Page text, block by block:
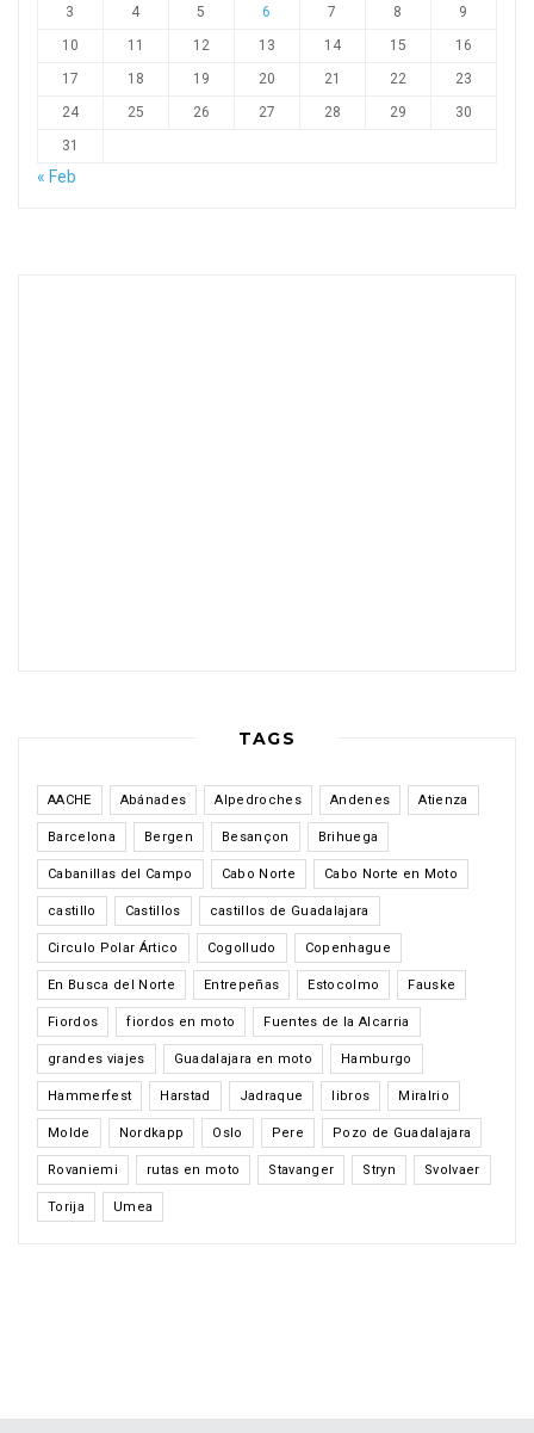
3 4 5 6 7 8
9
10
11 12 13 14 15
16
17
18 19 20 21 22
23
24
25 26 27 28 29
30
31
« Feb
TAGS
AACHE Abánades Alpedroches Andenes Atienza
Barcelona Bergen Besançon Brihuega
Cabanillas del Campo Cabo Norte Cabo Norte en Moto
castillo Castillos castillos de Guadalajara
Circulo Polar Ártico Cogolludo Copenhague
En Busca del Norte Entrepeñas Estocolmo Fauske
Fiordos fiordos en moto Fuentes de la Alcarria
grandes viajes Guadalajara en moto Hamburgo
Hammerfest Harstad Jadraque libros Miralrio
Molde Nordkapp Oslo Pere Pozo de Guadalajara
Rovaniemi rutas en moto Stavanger Stryn Svolvaer
Torija Umea